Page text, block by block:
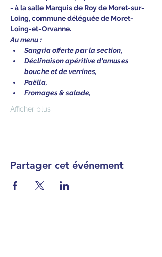
- à la salle Marquis de Roy de Moret-sur-
Loing, commune déléguée de Moret-
Loing-et-Orvanne.
Au menu :
Sangria offerte par la section,
Déclinaison apéritive d'amuses
bouche et de verrines,
Paëlla,
Fromages & salade,
Afficher plus
Partager cet événement